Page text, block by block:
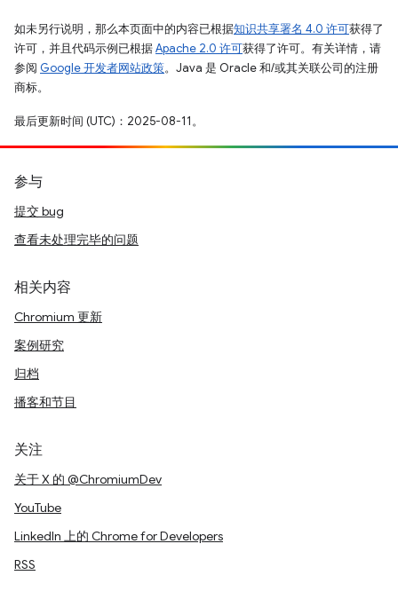
如未另行说明，那么本页面中的内容已根据知识共享署名 4.0 许可获得了
许可，并且代码示例已根据Apache 2.0 许可获得了许可。有关详情，请
参阅 Google 开发者网站政策。Java 是 Oracle 和/或其关联公司的注册
商标。
最后更新时间 (UTC)：2025-08-11。
参与
提交 bug
查看未处理完毕的问题
相关内容
Chromium 更新
案例研究
归档
播客和节目
关注
关于 X 的 @ChromiumDev
YouTube
LinkedIn 上的 Chrome for Developers
RSS